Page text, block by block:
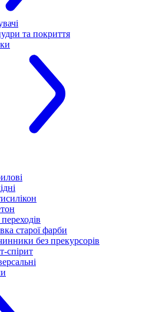
та покриття
старої фарби
без прекурсорів
спірит